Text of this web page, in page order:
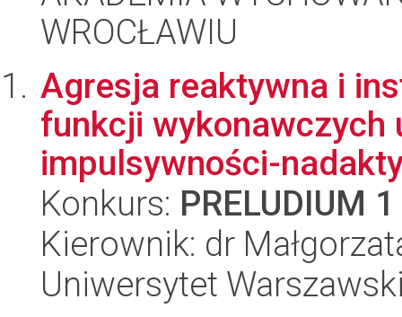
WROCŁAWIU
Agresja reaktywna i
funkcji wykonawczych
impulsywności-
Konkurs: PRELUDIUM 1
Kierownik: dr
Uniwersytet